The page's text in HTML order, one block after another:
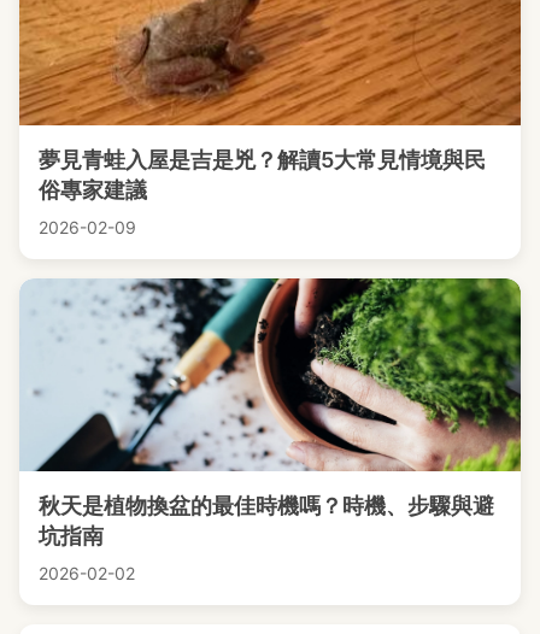
夢見青蛙入屋是吉是兇？解讀5大常見情境與民
俗專家建議
2026-02-09
秋天是植物換盆的最佳時機嗎？時機、步驟與避
坑指南
2026-02-02